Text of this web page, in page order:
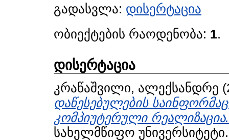
გადასვლა: დისერტაცია
ობიექტების რაოდენობა: 1.
დისერტაცია
კრაწაშვილი, ალექსანდრე
დაწესებულების
კომპიუტერული რეალიზაცია.
სახელმწიფო უნივერსიტეტი.